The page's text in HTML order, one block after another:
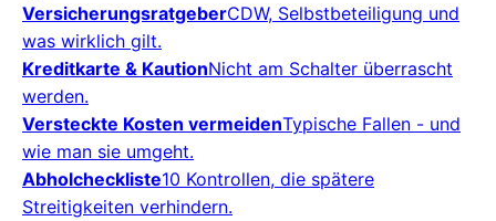
VersicherungsratgeberCDW, Selbstbeteiligung und
was wirklich gilt.
Kreditkarte & KautionNicht am Schalter überrascht
werden.
Versteckte Kosten vermeidenTypische Fallen - und
wie man sie umgeht.
Abholcheckliste10 Kontrollen, die spätere
Streitigkeiten verhindern.